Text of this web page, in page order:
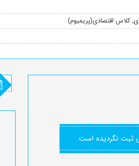
, کلاس اقتصادی(پریمیوم)
ثبت نگردیده است.